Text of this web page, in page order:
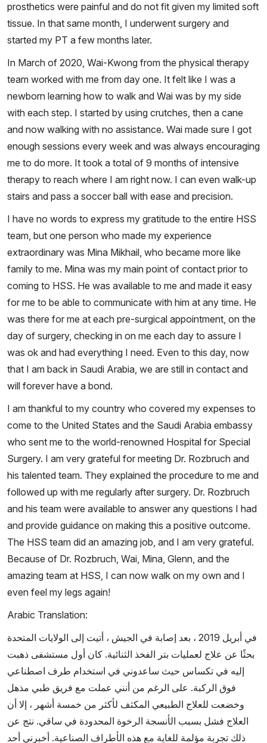
prosthetics were painful and do not fit given my limited soft
tissue. In that same month, I underwent surgery and
started my PT a few months later.
In March of 2020, Wai-Kwong from the physical therapy
team worked with me from day one. It felt like I was a
newborn learning how to walk and Wai was by my side
with each step. I started by using crutches, then a cane
and now walking with no assistance. Wai made sure I got
enough sessions every week and was always encouraging
me to do more. It took a total of 9 months of intensive
therapy to reach where I am right now. I can even walk-up
stairs and pass a soccer ball with ease and precision.
I have no words to express my gratitude to the entire HSS
team, but one person who made my experience
extraordinary was Mina Mikhail, who became more like
family to me. Mina was my main point of contact prior to
coming to HSS. He was available to me and made it easy
for me to be able to communicate with him at any time. He
was there for me at each pre-surgical appointment, on the
day of surgery, checking in on me each day to assure I
was ok and had everything I need. Even to this day, now
that I am back in Saudi Arabia, we are still in contact and
will forever have a bond.
I am thankful to my country who covered my expenses to
come to the United States and the Saudi Arabia embassy
who sent me to the world-renowned Hospital for Special
Surgery. I am very grateful for meeting Dr. Rozbruch and
his talented team. They explained the procedure to me and
followed up with me regularly after surgery. Dr. Rozbruch
and his team were available to answer any questions I had
and provide guidance on making this a positive outcome.
The HSS team did an amazing job, and I am very grateful.
Because of Dr. Rozbruch, Wai, Mina, Glenn, and the
amazing team at HSS, I can now walk on my own and I
even feel my legs again!
Arabic Translation:
في أبريل 2019 ، بعد إصابة في الجيش ، أتيت إلى الولايات المتحدة
بحثًا عن علاج لعمليات بتر الفخذ الثنائية. كان أول مستشفى ذهبت
إليه في تكساس حيث ساعدوني في استخدام طرف اصطناعي
فوق الركبة. على الرغم من أنني عملت مع فريق طبي مذهل
وخضعت للعلاج الطبيعي المكثف لأكثر من خمسة أشهر ، إلا أن
العلاج فشل بسبب الأنسجة الرخوة المحدودة في ساقي. نتج عن
ذلك تجربة مؤلمة للغاية مع هذه الأطراف الصناعية. أخبرني أحد